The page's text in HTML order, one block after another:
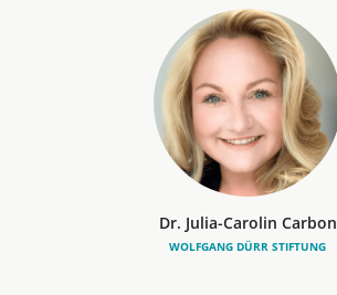
Dr. Julia-Carolin Carbon
WOLFGANG DÜRR STIFTUNG